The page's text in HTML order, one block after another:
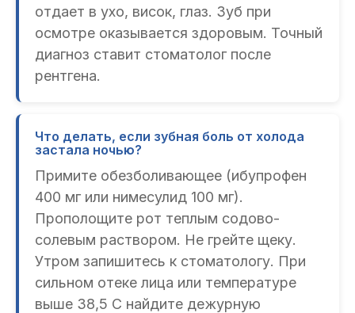
отдает в ухо, висок, глаз. Зуб при
осмотре оказывается здоровым. Точный
диагноз ставит стоматолог после
рентгена.
Что делать, если зубная боль от холода
застала ночью?
Примите обезболивающее (ибупрофен
400 мг или нимесулид 100 мг).
Прополощите рот теплым содово-
солевым раствором. Не грейте щеку.
Утром запишитесь к стоматологу. При
сильном отеке лица или температуре
выше 38,5 C найдите дежурную